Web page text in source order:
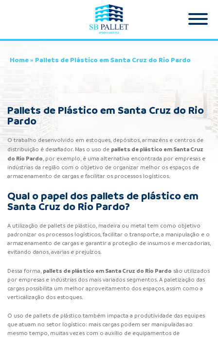
Home» Pallets de Plástico em Santa Cruz do Rio Pardo
Pallets de Plástico em Santa Cruz do Rio
Pardo
O trabalho desenvolvido em estoques, depósitos, armazéns e centros de
distribuição é desafiador. Mas o uso de pallets de plástico em Santa Cruz
do Rio Pardo, por exemplo, é uma alternativa encontrada por empresas e
indústrias da região com o objetivo de organizar melhor os espaços de
armazenamento de cargas e facilitar os processos logísticos.
Qual o papel dos pallets de plástico em
Santa Cruz do Rio Pardo?
A utilização de pallets de plástico, madeira ou metal tem como objetivo
padronizar os processos logísticos, facilitar o transporte, a manipulação e o
armazenamento de cargas e garantir a proteção de insumos e mercadorias,
evitando danos, avarias e prejuízos.
Dessa forma, pallets de plástico em Santa Cruz do Rio Pardo são utilizados
por empresas e indústrias dos mais variados segmentos. A paletização das
cargas possibilita um melhor aproveitamento dos espaços, assim como a
verticalização dos estoques.
O uso de pallets de plástico também impacta a produtividade das equipes
que atuam no setor logístico: mais cargas podem ser manipuladas ao
mesmo tempo, muitas vezes com o auxílio de equipamentos de